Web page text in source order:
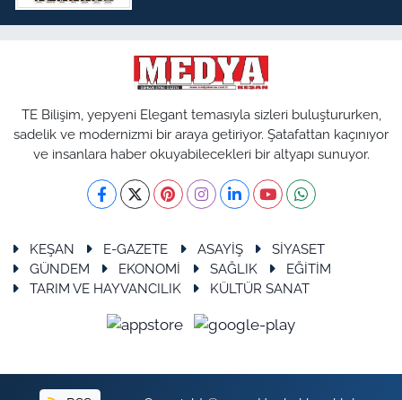
TE Bilişim, yepyeni Elegant temasıyla sizleri buluştururken,
sadelik ve modernizmi bir araya getiriyor. Şatafattan kaçınıyor
ve insanlara haber okuyabilecekleri bir altyapı sunuyor.
KEŞAN E-GAZETE ASAYİŞ
SİYASET
GÜNDEM
EKONOMİ SAĞLIK
EĞİTİM
TARIM VE HAYVANCILIK
KÜLTÜR SANAT